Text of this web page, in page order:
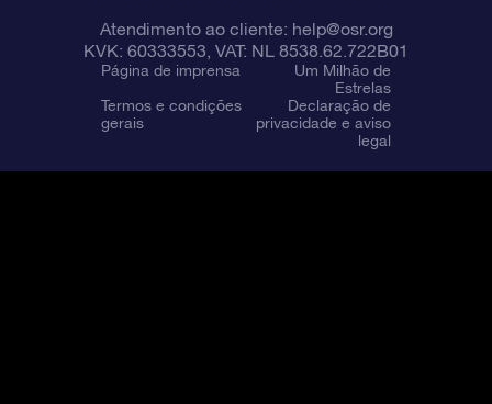
Atendimento ao cliente: help@osr.org
KVK: 60333553, VAT: NL 8538.62.722B01
Página de imprensa
Um Milhão de
Estrelas
Termos e condições
gerais
Declaração de
privacidade e aviso
legal